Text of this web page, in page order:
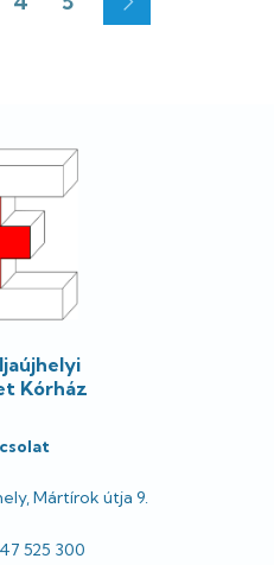
Oldalszámozás
OldalOldal
Kórház
Mártírok útja 9.
525 300